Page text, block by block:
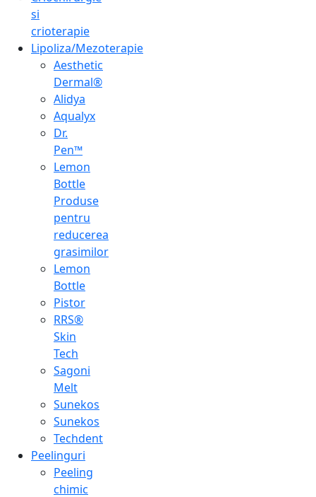
si
crioterapie
Lipoliza/Mezoterapie
Aesthetic
Dermal®
Alidya
Aqualyx
Dr.
Pen™
Lemon
Bottle
Produse
pentru
reducerea
grasimilor
Lemon
Bottle
Pistor
RRS®
Skin
Tech
Sagoni
Melt
Sunekos
Sunekos
Techdent
Peelinguri
Peeling
chimic